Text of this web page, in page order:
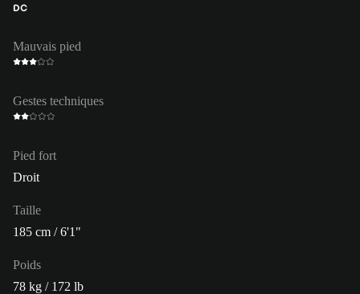
DC
Mauvais pied
Gestes techniques
Pied fort
Droit
Taille
185 cm / 6'1"
Poids
78 kg / 172 lb